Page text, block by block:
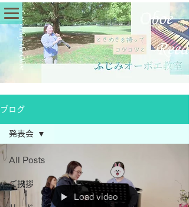
ブログ
All Posts
ご挨拶
発表会
Load video